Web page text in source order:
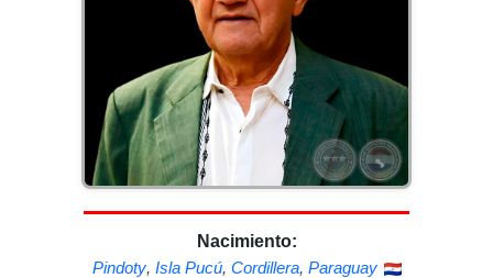
Nacimiento:
Pindoty, Isla Pucú, Cordillera, Paraguay